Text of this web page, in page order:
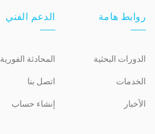
روابط هامة
الدورات البحثية
الخدمات
الأخبار
الدعم الفني
المحادثة الفورية
اتصل بنا
إنشاء حساب